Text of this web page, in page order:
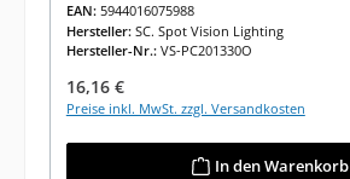
EAN: 5944016075988
Hersteller: SC. Spot Vision Lighting
Hersteller-Nr.: VS-PC201330O
Regulärer Preis:
16,16 €
Preise inkl. MwSt. zzgl. Versandkosten
In den Warenkorb